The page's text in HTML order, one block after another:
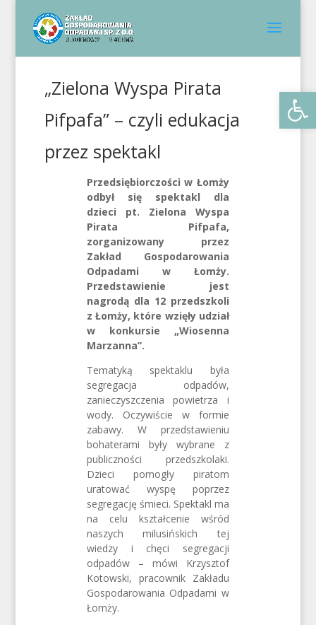
„Zielona Wyspa Pirata
Pifpafa” – czyli edukacja
przez spektakl
Przedsiębiorczości w Łomży
odbył się spektakl dla
dzieci pt. Zielona Wyspa
Pirata Pifpafa,
zorganizowany przez
Zakład Gospodarowania
Odpadami w Łomży.
Przedstawienie jest
nagrodą dla 12 przedszkoli
z Łomży, które wzięły udział
w konkursie „Wiosenna
Marzanna”.
Tematyką spektaklu była
segregacja odpadów,
zanieczyszczenia powietrza i
wody. Oczywiście w formie
zabawy. W przedstawieniu
bohaterami były wybrane z
publiczności przedszkolaki.
Dzieci pomogły piratom
uratować wyspę poprzez
segregację śmieci. Spektakl ma
na celu kształcenie wśród
naszych milusińskich tej
wiedzy i chęci segregacji
odpadów – mówi Krzysztof
Kotowski, pracownik Zakładu
Gospodarowania Odpadami w
Łomży.